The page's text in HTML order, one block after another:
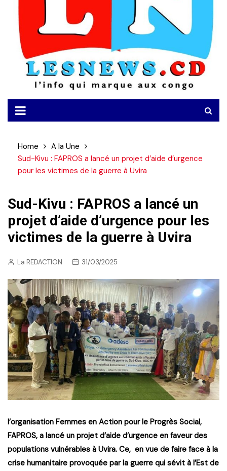
Home
A la Une
Sud-Kivu : FAPROS a lancé un projet d’aide d’urgence
pour les victimes de la guerre à Uvira
Sud-Kivu : FAPROS a lancé un
projet d’aide d’urgence pour les
victimes de la guerre à Uvira
La REDACTION 31/03/2025
l’organisation Femmes en Action pour le Progrès Social,
FAPROS, a lancé un projet d’aide d’urgence en faveur des
populations vulnérables à Uvira. Ce, en vue de faire face à la
crise humanitaire provoquée par la guerre qui sévit à l’Est de